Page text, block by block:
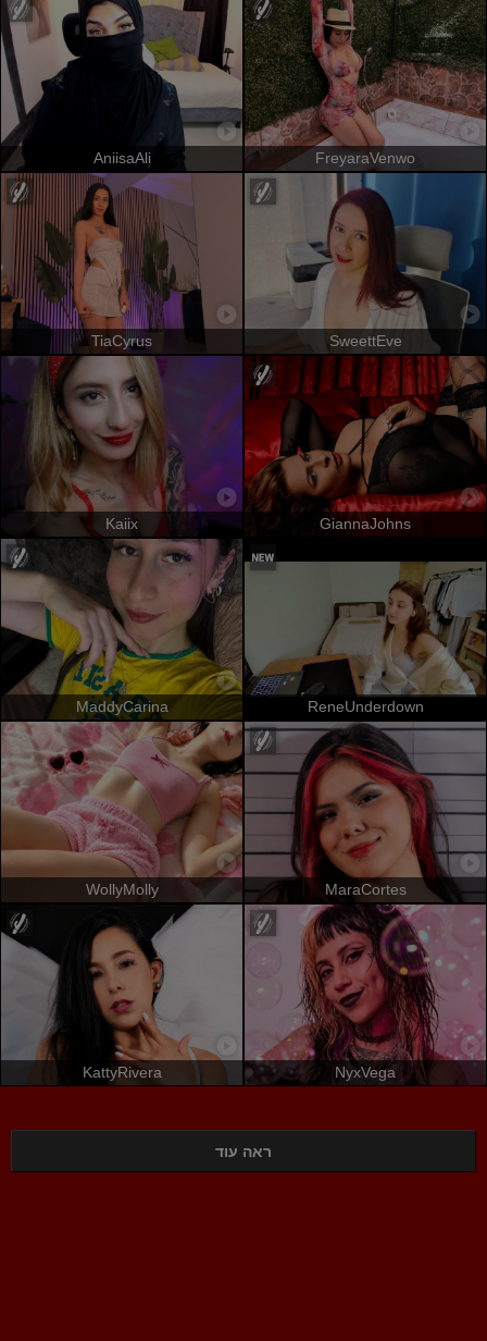
AniisaAli FreyaraVenwo
TiaCyrus SweettEve
Kaiix GiannaJohns
MaddyCarina ReneUnderdown
WollyMolly MaraCortes
KattyRivera NyxVega
ראה עוד